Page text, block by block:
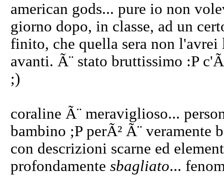
american gods... pure io non
giorno dopo, in classe, ad un
finito, che quella sera non l'avrei
avanti. Ã¨ stato bruttissimo :P
;)
coraline Ã¨ meraviglioso...
bambino ;P perÃ² Ã¨
con descrizioni scarne ed
profondamente sbagliato...